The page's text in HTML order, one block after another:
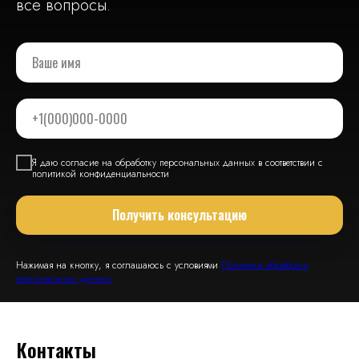
все вопросы.
Я даю согласие на обработку персональных данных в соответствии с
политикой конфиденциальности
Получить консультацию
Нажимая на кнопку, я соглашаюсь с условиями Политики обработки
персональных данных
Контакты